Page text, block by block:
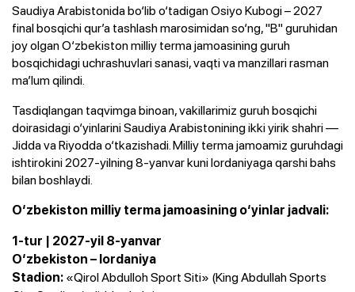
Saudiya Arabistonida bo‘lib o‘tadigan Osiyo Kubogi – 2027
final bosqichi qur’a tashlash marosimidan so‘ng, "B" guruhidan
joy olgan O‘zbekiston milliy terma jamoasining guruh
bosqichidagi uchrashuvlari sanasi, vaqti va manzillari rasman
ma’lum qilindi.
Tasdiqlangan taqvimga binoan, vakillarimiz guruh bosqichi
doirasidagi o‘yinlarini Saudiya Arabistonining ikki yirik shahri —
Jidda va Riyodda o‘tkazishadi. Milliy terma jamoamiz guruhdagi
ishtirokini 2027-yilning 8-yanvar kuni Iordaniyaga qarshi bahs
bilan boshlaydi.
O‘zbekiston milliy terma jamoasining o‘yinlar jadvali:
1-tur | 2027-yil 8-yanvar
O‘zbekiston – Iordaniya
Stadion: «Qirol Abdulloh Sport Siti» (King Abdullah Sports